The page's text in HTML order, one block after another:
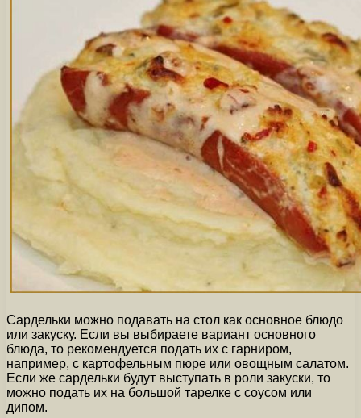
Сардельки можно подавать на стол как основное блюдо
или закуску. Если вы выбираете вариант основного
блюда, то рекомендуется подать их с гарниром,
например, с картофельным пюре или овощным салатом.
Если же сардельки будут выступать в роли закуски, то
можно подать их на большой тарелке с соусом или
дипом.